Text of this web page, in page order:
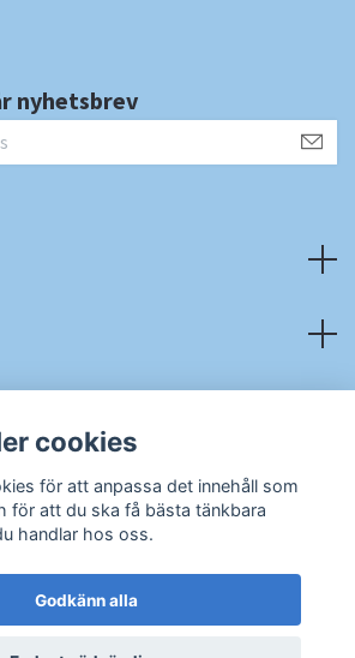
nyhetsbrev
cookies
för att anpassa det innehåll som
för att du ska få bästa tänkbara
handlar hos oss.
Godkänn alla